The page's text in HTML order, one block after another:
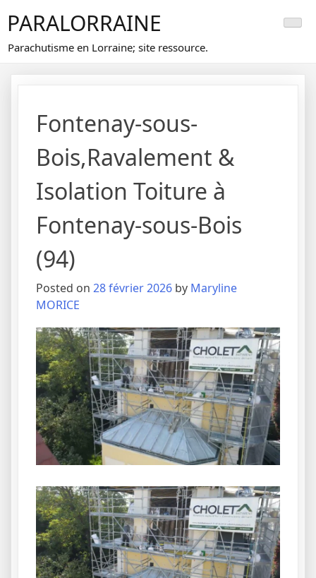
content
PARALORRAINE
Parachutisme en Lorraine; site ressource.
Fontenay-sous-
Bois,Ravalement &
Isolation Toiture à
Fontenay-sous-Bois
(94)
Posted on 28 février 2026 by Maryline
MORICE